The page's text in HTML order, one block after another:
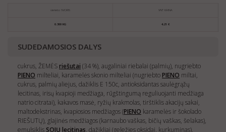
vieneto SVORIS VNT KAINA
0.300 KG 4,21 €
SUDEDAMOSIOS DALYS
cukrus, ŽEMĖSriešutai (34 %), augaliniai riebalai (palmių), nugriebto
PIENO milteliai, karamelės skonio milteliai (nugriebtoPIENO miltai,
cukrus, palmių aliejus, dažiklis E 150c, antioksidantas saulėgrąžų
lecitinas, irisų kvapioji medžiaga, rūgštingumą reguliuojanti medžiaga
natrio citratai), kakavos masė, ryžių krakmolas, tirštiklis akacijų sakai,
maltodekstrinas, kvapiosios medžiagos (PIENO karamelės ir šokolado
RIEŠUTŲ), glajinės medžiagos (karnaubo vaškas, bičių vaškas, šelakas),
emulsiklis SOJŲ lecitinas, dažikliai (geležies oksidai, kurkuminas).